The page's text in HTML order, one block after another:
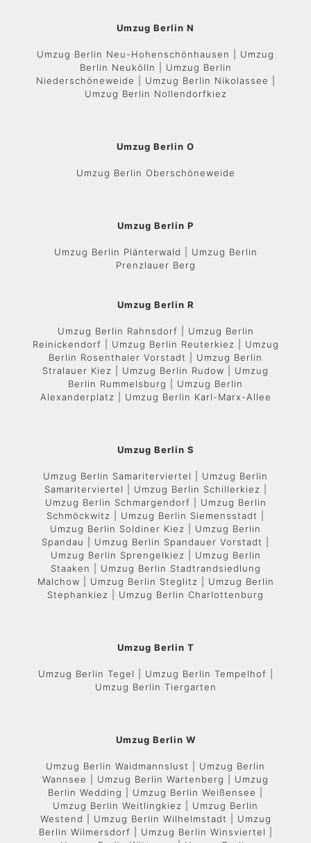
Umzug Berlin N
Umzug Berlin Neu-Hohenschönhausen | Umzug
Berlin Neukölln | Umzug Berlin
Niederschöneweide | Umzug Berlin Nikolassee |
Umzug Berlin Nollendorfkiez
Umzug Berlin O
Umzug Berlin Oberschöneweide
Umzug Berlin P
Umzug Berlin Plänterwald | Umzug Berlin
Prenzlauer Berg
Umzug Berlin R
Umzug Berlin Rahnsdorf | Umzug Berlin
Reinickendorf | Umzug Berlin Reuterkiez | Umzug
Berlin Rosenthaler Vorstadt | Umzug Berlin
Stralauer Kiez | Umzug Berlin Rudow | Umzug
Berlin Rummelsburg | Umzug Berlin
Alexanderplatz | Umzug Berlin Karl-Marx-Allee
Umzug Berlin S
Umzug Berlin Samariterviertel | Umzug Berlin
Samariterviertel | Umzug Berlin Schillerkiez |
Umzug Berlin Schmargendorf | Umzug Berlin
Schmöckwitz | Umzug Berlin Siemensstadt |
Umzug Berlin Soldiner Kiez | Umzug Berlin
Spandau | Umzug Berlin Spandauer Vorstadt |
Umzug Berlin Sprengelkiez | Umzug Berlin
Staaken | Umzug Berlin Stadtrandsiedlung
Malchow | Umzug Berlin Steglitz | Umzug Berlin
Stephankiez | Umzug Berlin Charlottenburg
Umzug Berlin T
Umzug Berlin Tegel | Umzug Berlin Tempelhof |
Umzug Berlin Tiergarten
Umzug Berlin W
Umzug Berlin Waidmannslust | Umzug Berlin
Wannsee | Umzug Berlin Wartenberg | Umzug
Berlin Wedding | Umzug Berlin Weißensee |
Umzug Berlin Weitlingkiez | Umzug Berlin
Westend | Umzug Berlin Wilhelmstadt | Umzug
Berlin Wilmersdorf | Umzug Berlin Winsviertel |